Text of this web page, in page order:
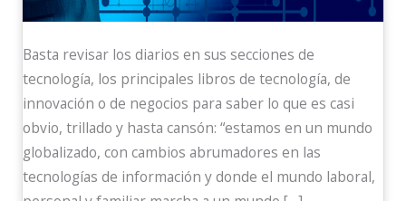
Basta revisar los diarios en sus secciones de
tecnología, los principales libros de tecnología, de
innovación o de negocios para saber lo que es casi
obvio, trillado y hasta cansón: “estamos en un mundo
globalizado, con cambios abrumadores en las
tecnologías de información y donde el mundo laboral,